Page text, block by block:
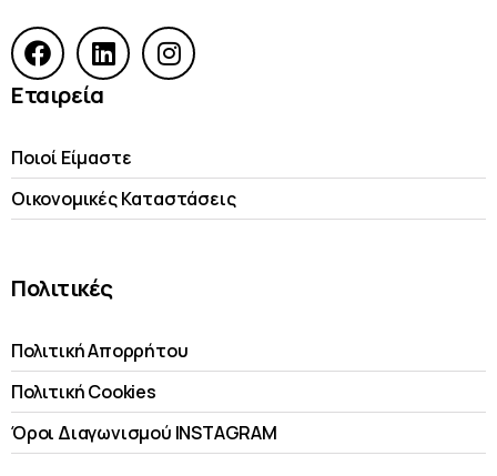
Εταιρεία
Ποιοί Είμαστε
Οικονομικές Kαταστάσεις
Πολιτικές
Πολιτική Απορρήτου
Πολιτική Cookies
Όροι Διαγωνισμού INSTAGRAM